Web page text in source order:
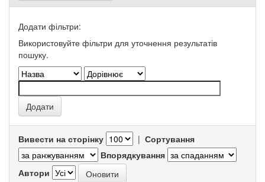
Додати фільтри:
Використовуйте фільтри для уточнення результатів
пошуку.
Вивести на сторінку | Сортування
Впорядкування
Автори